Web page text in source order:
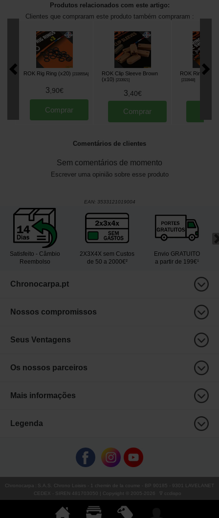
Produtos relacionados com este artigo:
Clientes que compraram este produto também compraram :
ROK Rig Ring (x20) [233955A]
3 90€
Comprar
ROK Clip Sleeve Brown
(x10)
[233921]
3,40€
Comprar
ROK Ring
[233948]
Comentários de clientes
Sem comentários de momento
Escrever uma opinião sobre esse produto
EAN: 3533121019004
Satisfeito - Câmbio
Reembolso
2X3X4X sem Custos
de 50 a 2000€²
Envio GRATUITO
a partir de 199€¹
Chronocarpa.pt
Nossos compromissos
Seus Ventagens
Os nossos parceiros
Mais informações
Legenda
Chronocarpa : S.A.S. Chrono Loisirs - 1 chemin de la coume - BP 90185 - 9301 LAVELANET
CEDEX - SIREN 481703050 | Copyright © 2005-2026 ∇ ccdispo